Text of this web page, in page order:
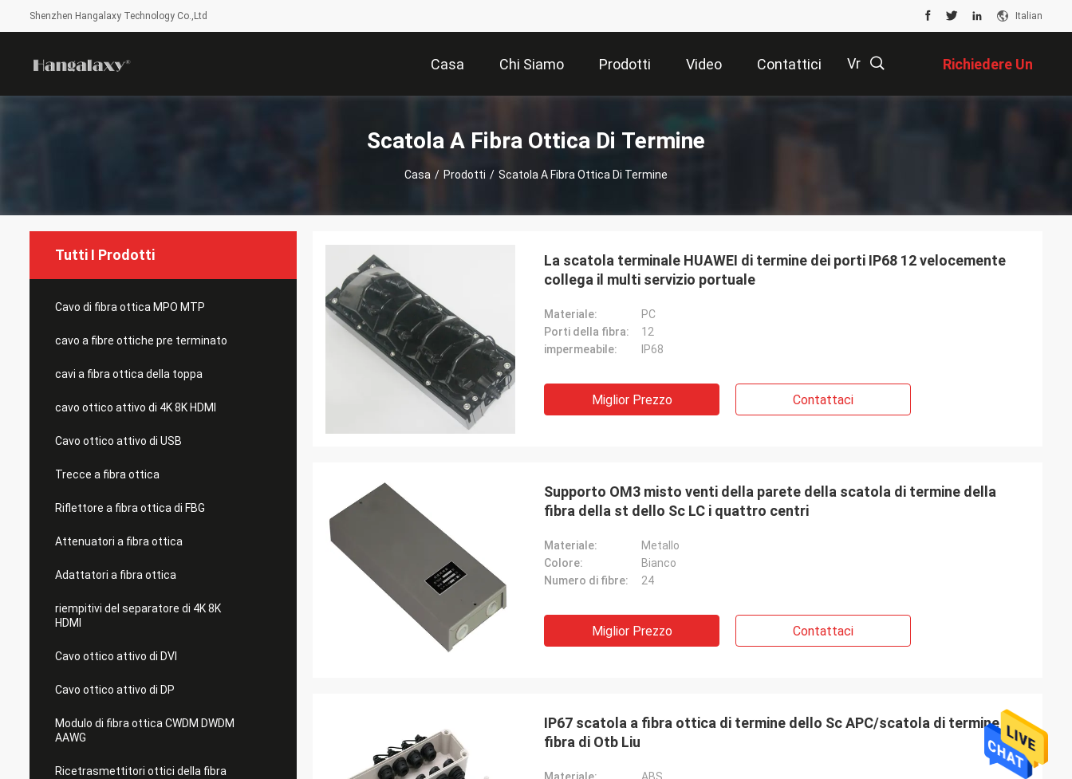
Shenzhen Hangalaxy Technology Co.,Ltd Italian
Casa Chi Siamo Prodotti Video Contattici Vr Richiedere Un
Preventivo
Scatola A Fibra Ottica Di Termine
Casa / Prodotti / Scatola A Fibra Ottica Di Termine
Tutti I Prodotti
Cavo di fibra ottica MPO MTP
cavo a fibre ottiche pre terminato
cavi a fibra ottica della toppa
cavo ottico attivo di 4K 8K HDMI
Cavo ottico attivo di USB
Trecce a fibra ottica
Riflettore a fibra ottica di FBG
Attenuatori a fibra ottica
Adattatori a fibra ottica
riempitivi del separatore di 4K 8K
HDMI
Cavo ottico attivo di DVI
Cavo ottico attivo di DP
Modulo di fibra ottica CWDM DWDM
AAWG
Ricetrasmettitori ottici della fibra
La scatola terminale HUAWEI di termine dei porti IP68 12 velocemente
collega il multi servizio portuale
Materiale:
PC
Porti della fibra:
12
impermeabile:
IP68
Miglior Prezzo Contattaci
Supporto OM3 misto venti della parete della scatola di termine della
fibra della st dello Sc LC i quattro centri
Materiale:
Metallo
Colore:
Bianco
Numero di fibre:
24
Miglior Prezzo Contattaci
IP67 scatola a fibra ottica di termine dello Sc APC/scatola di termine
fibra di Otb Liu